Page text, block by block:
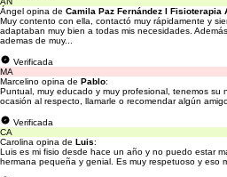
Ángel opina de Camila Paz Fernández I Fisioterapia
Muy contento con ella, contactó muy rápidamente y
adaptaban muy bien a todas mis necesidades.
ademas de muy...
Verificada
MA
Marcelino opina de Pablo:
Puntual, muy educado y muy profesional, tenemos su
ocasión al respecto, llamarle o recomendar algún amigo
Verificada
CA
Carolina opina de Luis:
Luis es mi fisio desde hace un año y no puedo estar
hermana pequeña y genial. Es muy respetuoso y eso